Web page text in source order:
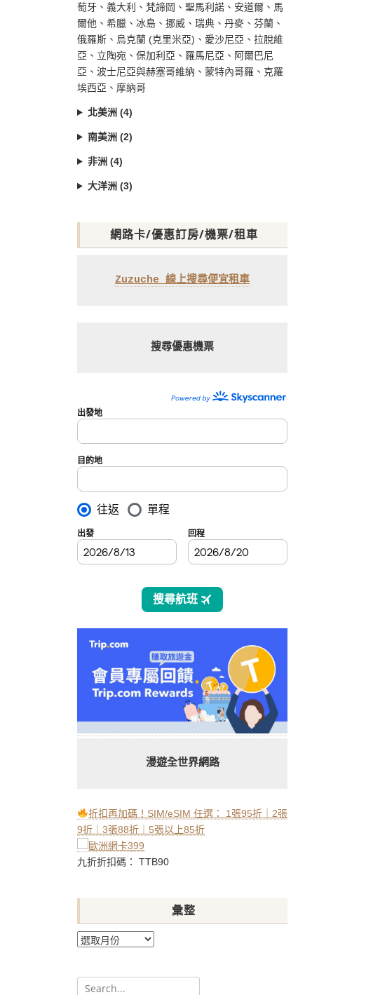
萄牙、義大利、梵諦岡、聖馬利諾、安道爾、馬
爾他、希臘、冰島、挪威、瑞典、丹麥、芬蘭、
俄羅斯、烏克蘭 (克里米亞)、愛沙尼亞、拉脫維
亞、立陶宛、保加利亞、羅馬尼亞、阿爾巴尼
亞、波士尼亞與赫塞哥維納、蒙特內哥羅、克羅
埃西亞、摩納哥
北美洲 (4)
南美洲 (2)
非洲 (4)
大洋洲 (3)
網路卡/優惠訂房/機票/租車
Zuzuche 線上搜尋便宜租車
搜尋優惠機票
漫遊全世界網路
折扣再加碼！SIM/eSIM 任選： 1張95折｜2張
9折｜3張88折｜5張以上85折
九折折扣碼： TTB90
彙整
彙
Search